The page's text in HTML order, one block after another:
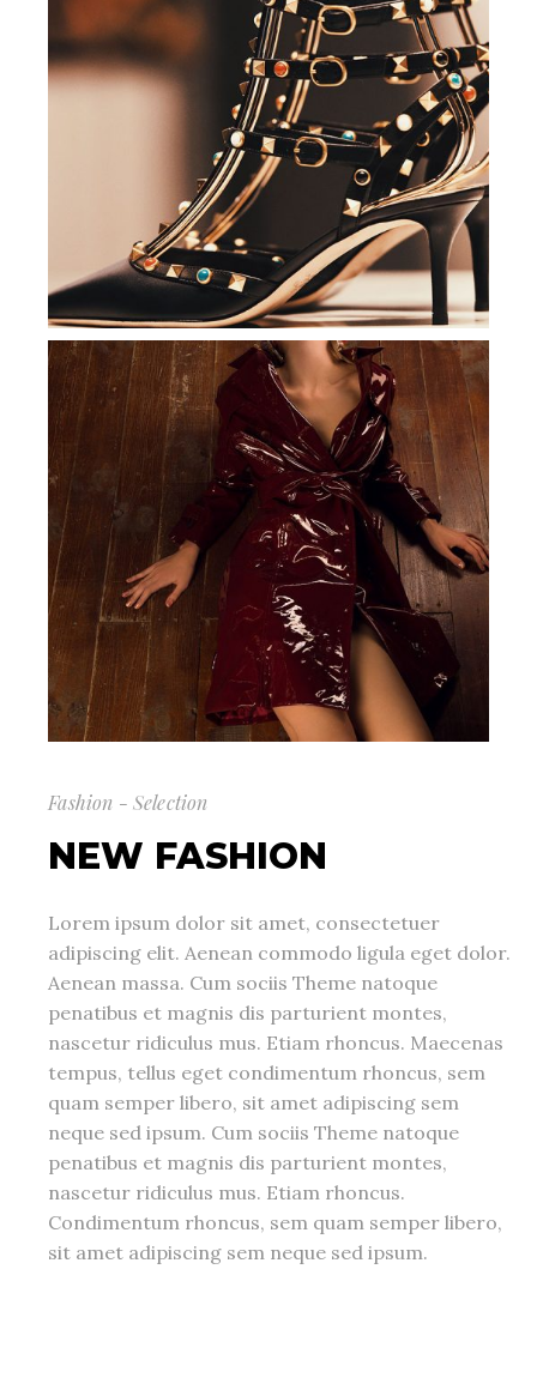
Fashion - Selection
NEW FASHION
Lorem ipsum dolor sit amet, consectetuer
adipiscing elit. Aenean commodo ligula eget dolor.
Aenean massa. Cum sociis Theme natoque
penatibus et magnis dis parturient montes,
nascetur ridiculus mus. Etiam rhoncus. Maecenas
tempus, tellus eget condimentum rhoncus, sem
quam semper libero, sit amet adipiscing sem
neque sed ipsum. Cum sociis Theme natoque
penatibus et magnis dis parturient montes,
nascetur ridiculus mus. Etiam rhoncus.
Condimentum rhoncus, sem quam semper libero,
sit amet adipiscing sem neque sed ipsum.